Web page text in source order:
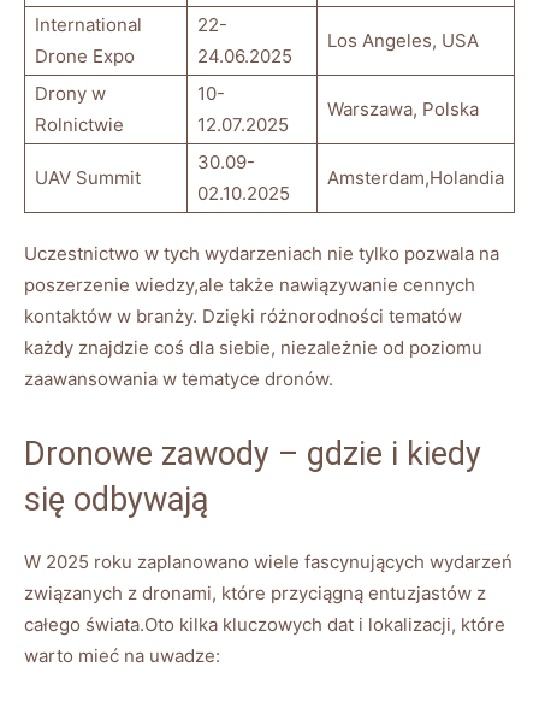
International
Drone ⁣Expo
22-
24.06.2025
Los Angeles, USA
Drony w⁢
Rolnictwie
10-
12.07.2025
Warszawa, ⁢Polska
UAV Summit
30.09-
02.10.2025
Amsterdam,Holandia
Uczestnictwo⁣ w tych wydarzeniach ⁤nie tylko pozwala na‍
poszerzenie wiedzy,ale ‍także⁣ nawiązywanie ⁣cennych‌
kontaktów w‍ branży. Dzięki różnorodności tematów
każdy znajdzie coś dla siebie, niezależnie od poziomu
zaawansowania w tematyce dronów.
Dronowe zawody –⁢ gdzie i kiedy‌
się odbywają
W 2025 roku ‌zaplanowano wiele fascynujących wydarzeń
związanych z dronami, które przyciągną ​entuzjastów z
całego świata.Oto kilka kluczowych ⁢dat i lokalizacji, które
warto mieć na‍ uwadze: